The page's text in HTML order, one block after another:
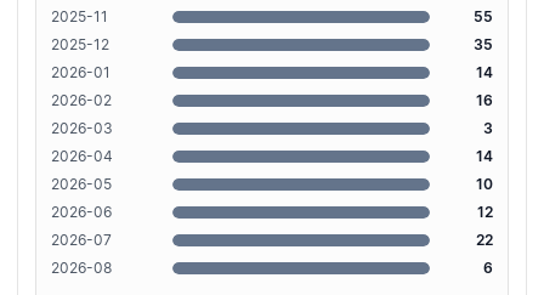
2025-11
55
2025-12
35
2026-01
14
2026-02
16
2026-03
3
2026-04
14
2026-05
10
2026-06
12
2026-07
22
2026-08
6